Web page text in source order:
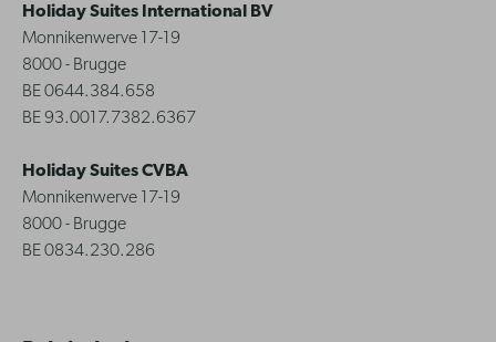
Holiday Suites International BV
Monnikenwerve 17-19
8000 - Brugge
BE 0644.384.658
BE 93.0017.7382.6367
Holiday Suites CVBA
Monnikenwerve 17-19
8000 - Brugge
BE 0834.230.286